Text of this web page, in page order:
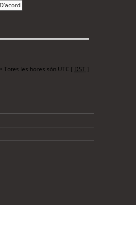
• Totes les hores són UTC [ DST]